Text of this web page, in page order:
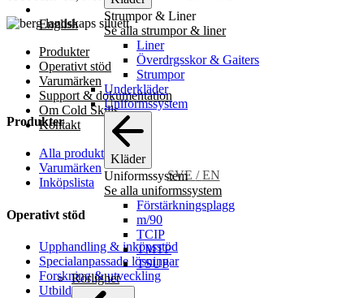
Strumpor & Liner
Se alla strumpor & liner
Liner
Överdrgsskor & Gaiters
Strumpor
Underkläder
Uniformssystem
Kläder
Uniformssystem
Se alla uniformssystem
Förstärkningsplagg
m/90
TCIP
TMTP
TSUP
Rörlighet
English
Produkter
Operativt stöd
Varumärken
Support & dokumentation
Om Cold Skills
Kontakt
SVE /EN
Produkter
Alla produkter
Varumärken
Inköpslista
Operativt stöd
Upphandling & inköpsstöd
Specialanpassade lösningar
Forskning & utveckling
Utbildning